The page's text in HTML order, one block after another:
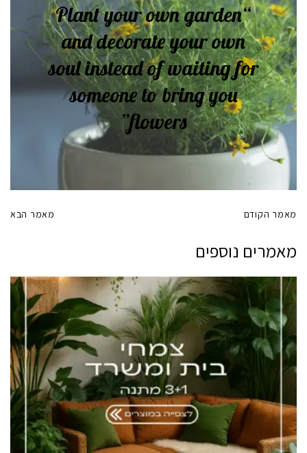
“Plant your own garden
and decorate your own
soul instead of waiting for
someone to bring you
flowers”
מאמר הקודם מאמר הבא
מאמרים נוספים